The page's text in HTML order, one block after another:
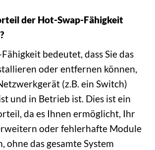
der Hot-Swap-Fähigkeit
bedeutet, dass Sie das
oder entfernen können,
(z.B. ein Switch)
und in Betrieb ist. Dies ist ein
da es Ihnen ermöglicht, Ihr
oder fehlerhafte Module
ohne das gesamte System